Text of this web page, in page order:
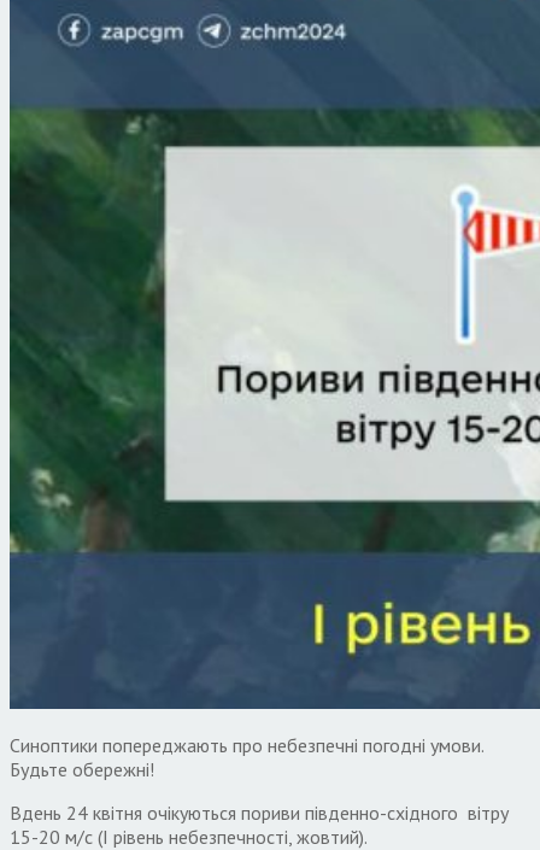
Синоптики попереджають про небезпечні погодні умови.
Будьте обережні!
Вдень 24 квітня очікуються пориви південно-східного вітру
15-20 м/с (I рівень небезпечності, жовтий).